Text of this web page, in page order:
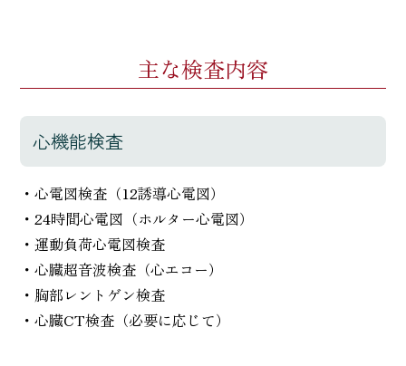
主な検査内容
心機能検査
・心電図検査（12誘導心電図）
・24時間心電図（ホルター心電図）
・運動負荷心電図検査
・心臓超音波検査（心エコー）
・胸部レントゲン検査
・心臓CT検査（必要に応じて）